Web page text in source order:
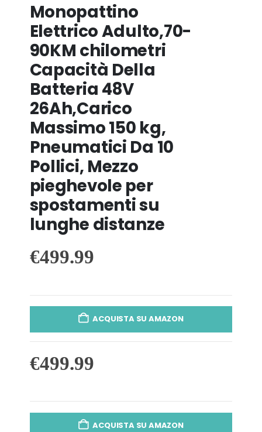
Monopattino
Elettrico Adulto,70-
90KM chilometri
Capacità Della
Batteria 48V
26Ah,Carico
Massimo 150 kg,
Pneumatici Da 10
Pollici, Mezzo
pieghevole per
spostamenti su
lunghe distanze
€499.99
ACQUISTA SU AMAZON
€499.99
ACQUISTA SU AMAZON